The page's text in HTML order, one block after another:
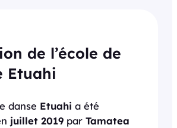
de l’école de
Etuahi
danse Etuahi a été
juillet 2019 par Tamatea